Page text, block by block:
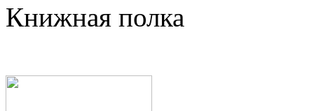
Книжная полка